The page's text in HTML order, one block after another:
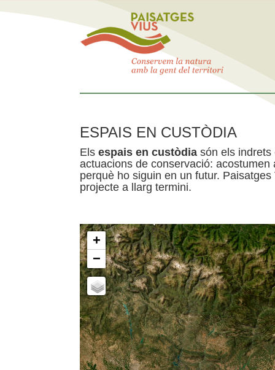
ESPAIS EN CUSTÒDIA
Els espais en custòdia són els indrets
actuacions de conservació:
perquè ho siguin en un futur.
projecte a llarg termini.
+
−